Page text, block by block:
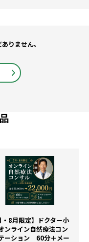
りません。
・8月限定】ドクター小
ンライン自然療法コン
ーション｜60分＋メー